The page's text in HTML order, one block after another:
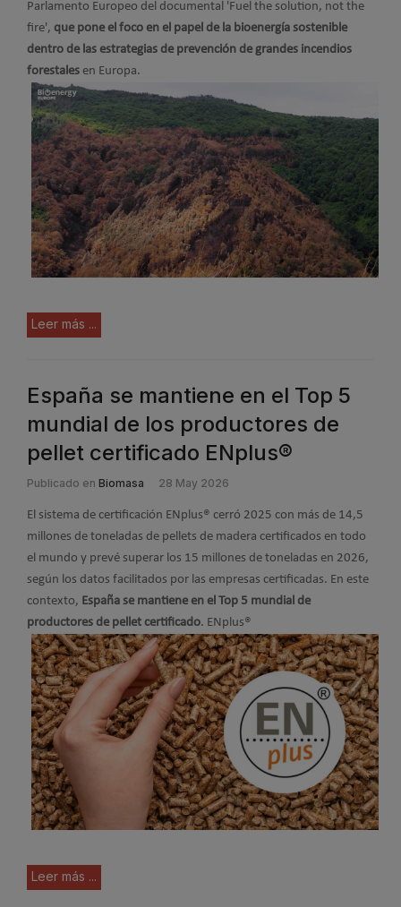
Parlamento Europeo del documental 'Fuel the solution, not the
fire', que pone el foco en el papel de la bioenergía sostenible
dentro de las estrategias de prevención de grandes incendios
forestales en Europa.
Leer más ...
España se mantiene en el Top 5
mundial de los productores de
pellet certificado ENplus®
Publicado en Biomasa 28 May 2026
El sistema de certificación ENplus® cerró 2025 con más de 14,5
millones de toneladas de pellets de madera certificados en todo
el mundo y prevé superar los 15 millones de toneladas en 2026,
según los datos facilitados por las empresas certificadas. En este
contexto, España se mantiene en el Top 5 mundial de
productores de pellet certificado. ENplus®
Leer más ...